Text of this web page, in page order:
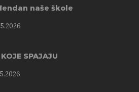
naše škole
SPAJAJU